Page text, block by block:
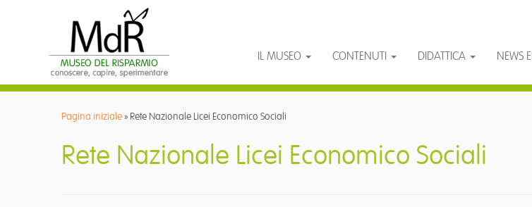
IL MUSEO CONTENUTI DIDATTICA NEWS
Pagina iniziale» Rete Nazionale Licei Economico Sociali
Rete Nazionale Licei Economico Sociali